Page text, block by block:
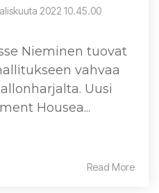
2022 10.45.00
Nieminen tuovat
vahvaa
Uusi
Housea...
Read More